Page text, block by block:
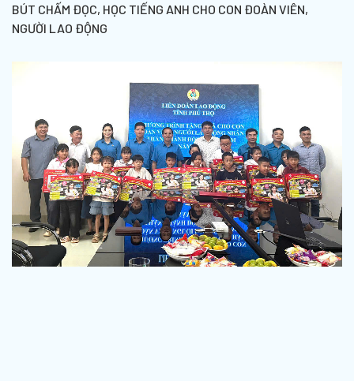
BÚT CHẤM ĐỌC, HỌC TIẾNG ANH CHO CON ĐOÀN VIÊN,
NGƯỜI LAO ĐỘNG